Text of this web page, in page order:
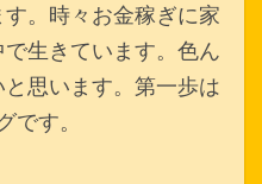
。時々お金稼ぎに家
生きています。色ん
思います。第一歩は
です。